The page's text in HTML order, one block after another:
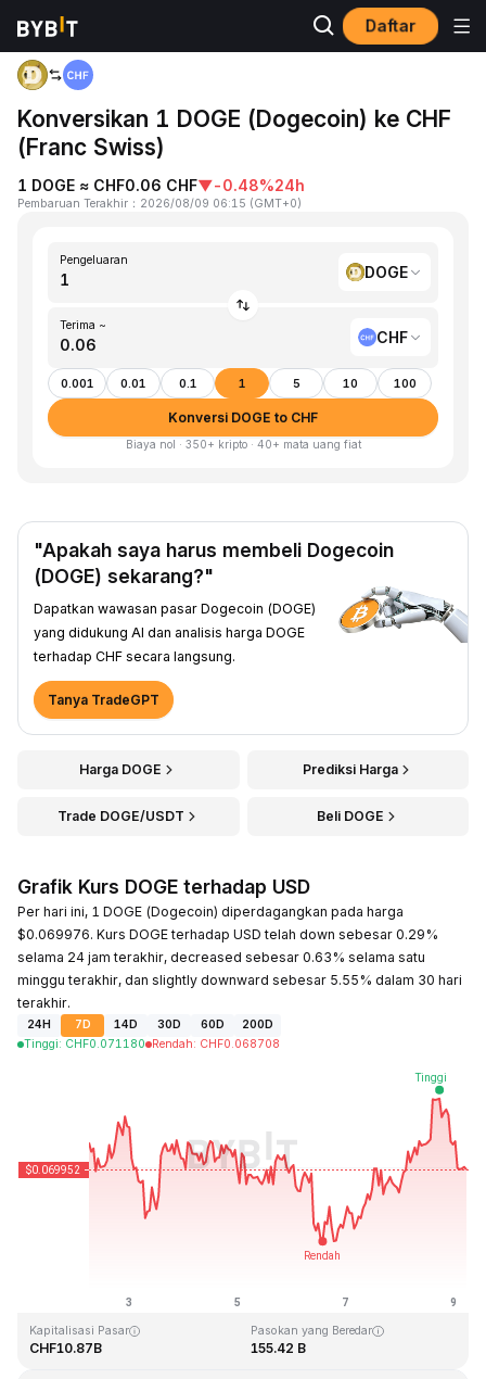
Daftar
Beranda
Konversikan 1 DOGE (Dogecoin) ke CHF
(Franc Swiss)
1 DOGE ≈ CHF0.06 CHF▼-0.48%24h
Pembaruan Terakhir ： 2026/08/09 06:15 (GMT+0)
Pengeluaran
DOGE
Terima ~
CHF
0.001 0.01 0.1 1 5 10 100
Konversi DOGE to CHF
Biaya nol · 350+ kripto · 40+ mata uang fiat
"Apakah saya harus membeli Dogecoin
(DOGE) sekarang?"
Dapatkan wawasan pasar Dogecoin (DOGE)
yang didukung AI dan analisis harga DOGE
terhadap CHF secara langsung.
Tanya TradeGPT
Harga DOGE Prediksi Harga
Trade DOGE/USDT Beli DOGE
Grafik Kurs DOGE terhadap USD
Per hari ini, 1 DOGE (Dogecoin) diperdagangkan pada harga
$0.069976. Kurs DOGE terhadap USD telah down sebesar 0.29%
selama 24 jam terakhir, decreased sebesar 0.63% selama satu
minggu terakhir, dan slightly downward sebesar 5.55% dalam 30 hari
terakhir.
24H 7D 14D 30D 60D
200D
Tinggi: CHF0.071180 Rendah: CHF0.068708
Kapitalisasi Pasar
CHF10.87B
Pasokan yang Beredar
155.42 B